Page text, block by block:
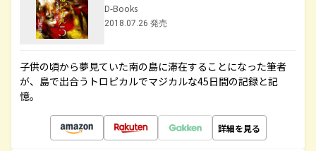
D-Books
2018.07.26 発売
子供の頃から夢見ていた南の島に滞在することになった筆者
が、島で出合うトロピカルでマジカルな45日間の記録と記
憶。
詳細を見る